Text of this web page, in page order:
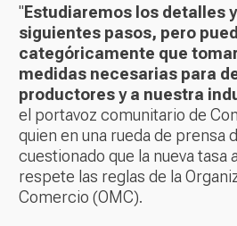
"Estudiaremos los detalles
siguientes pasos, pero
categóricamente que
medidas necesarias para
productores y a nuestra
el portavoz comunitario de
quien en una rueda de prensa
cuestionado que la nueva tasa
respete las reglas de la
Comercio (OMC).